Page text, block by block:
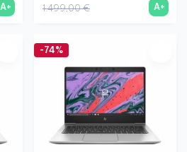
A+ 1.499,00 € A+
-74%